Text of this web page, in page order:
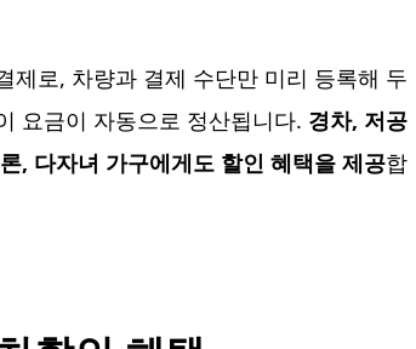
제로, 차량과 결제 수단만 미리 등록해 두
요금이 자동으로 정산됩니다. 경차, 저공
, 다자녀 가구에게도 할인 혜택을 제공합